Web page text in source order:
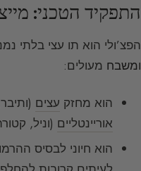
התפקיד הטכני:
הפצ’ולי הוא תו עצי בלתי
ומשבח מעולים:
הוא מחזק עצים
אוריינטליים (וניל,
הוא חיוני לבסיס